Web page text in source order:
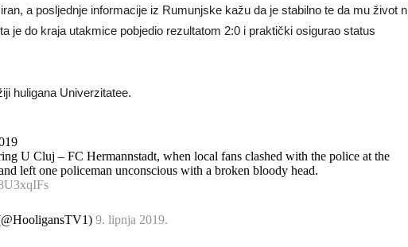
a posljednje informacije iz Rumunjske kažu da je stabilno te da mu život
je do kraja utakmice pobjedio rezultatom 2:0 i praktički osigurao status
huligana Univerzitatee.
U Cluj – FC Hermannstadt, when local fans clashed with the police at the
left one policeman unconscious with a broken bloody head.
9. lipnja 2019.